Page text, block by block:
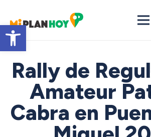
Abrir barra de herramientas
Rally de
Amateur
Cabra en